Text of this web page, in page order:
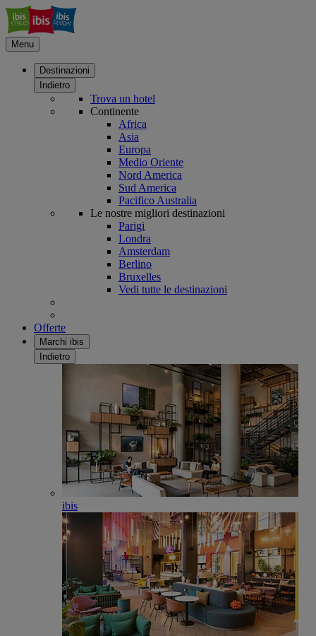
Menu
Destinazioni
Indietro
Trova un hotel
Continente
Africa
Asia
Europa
Medio Oriente
Nord America
Sud America
Pacifico Australia
Le nostre migliori destinazioni
Parigi
Londra
Amsterdam
Berlino
Bruxelles
Vedi tutte le destinazioni
Offerte
Marchi ibis
Indietro
ibis